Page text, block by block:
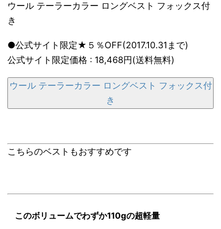
ウール テーラーカラー ロングベスト フォックス付
き
●公式サイト限定★５％OFF(2017.10.31まで)
公式サイト限定価格 : 18,468円(送料無料)
ウール テーラーカラー ロングベスト フォックス付
き
こちらのベストもおすすめです
このボリュームでわずか110gの超軽量